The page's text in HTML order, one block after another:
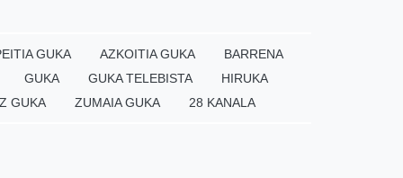
GUKA AZKOITIA GUKA
BARRENA
GUKA
GUKA TELEBISTA
HIRUKA
GUKA
ZUMAIA GUKA 28 KANALA